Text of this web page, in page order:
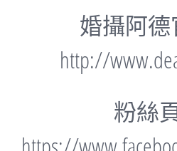
婚攝阿德
http://
粉絲